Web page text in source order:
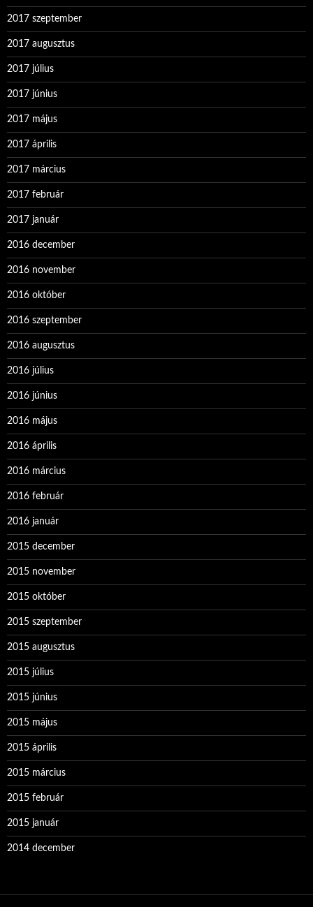
2017 szeptember
2017 augusztus
2017 július
2017 június
2017 május
2017 április
2017 március
2017 február
2017 január
2016 december
2016 november
2016 október
2016 szeptember
2016 augusztus
2016 július
2016 június
2016 május
2016 április
2016 március
2016 február
2016 január
2015 december
2015 november
2015 október
2015 szeptember
2015 augusztus
2015 július
2015 június
2015 május
2015 április
2015 március
2015 február
2015 január
2014 december